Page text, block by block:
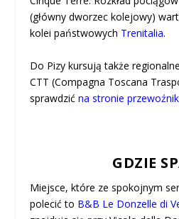
(główny dworzec kolejowy)
kolei państwowych Trenitalia.
Do Pizy kursują także
CTT (Compagna Toscana
sprawdzićna stronie
GDZIE
Miejsce, które ze spokojnym
polecić to B&B Le Donzelle di